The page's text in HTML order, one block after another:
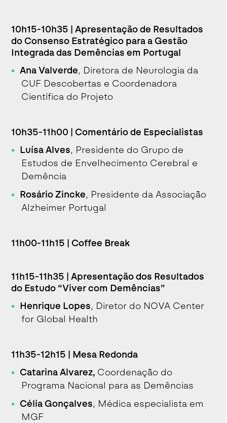
10h15-10h35 | Apresentação de Resultados
do Consenso Estratégico para a Gestão
Integrada das Demências em Portugal
Ana Valverde, Diretora de Neurologia da
CUF Descobertas e Coordenadora
Científica do Projeto
10h35-11h00 | Comentário de Especialistas
Luísa Alves, Presidente do Grupo de
Estudos de Envelhecimento Cerebral e
Demência
Rosário Zincke, Presidente da Associação
Alzheimer Portugal
11h00-11h15 | Coffee Break
11h15-11h35 | Apresentação dos Resultados
do Estudo “Viver com Demências”
Henrique Lopes, Diretor do NOVA Center
for Global Health
11h35-12h15 | Mesa Redonda
Catarina Alvarez, Coordenação do
Programa Nacional para as Demências
Célia Gonçalves, Médica especialista em
MGF